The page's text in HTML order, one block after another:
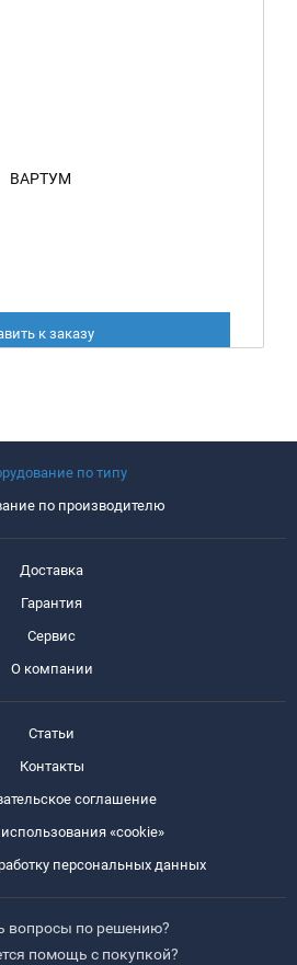
ВАРТУМ
к заказу
по типу
по производителю
Доставка
Гарантия
Сервис
О компании
Статьи
Контакты
соглашение
«cookie»
персональных данных
вопросы по решению?
помощь с покупкой?